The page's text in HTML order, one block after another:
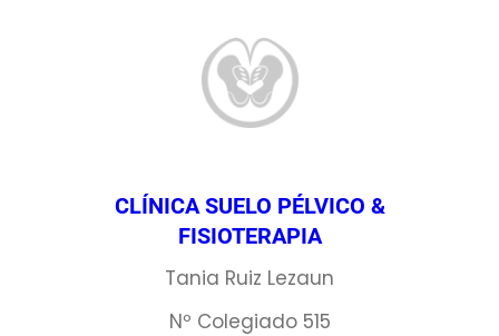
CLÍNICA SUELO PÉLVICO &
FISIOTERAPIA
Tania Ruiz Lezaun
Nº Colegiado 515